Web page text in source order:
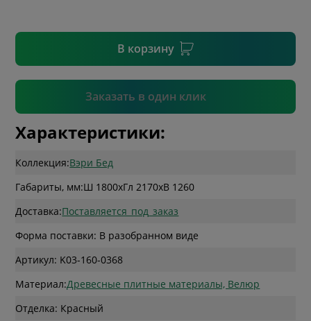
В корзину
Заказать в один клик
Подтвердить
Характеристики:
Коллекция:Вэри Бед
Габариты, мм:Ш 1800xГл 2170xВ 1260
Доставка:Поставляется_под_заказ
Форма поставки: В разобранном виде
Артикул: K03-160-0368
Материал:Древесные плитные материалы, Велюр
Отделка: Красный